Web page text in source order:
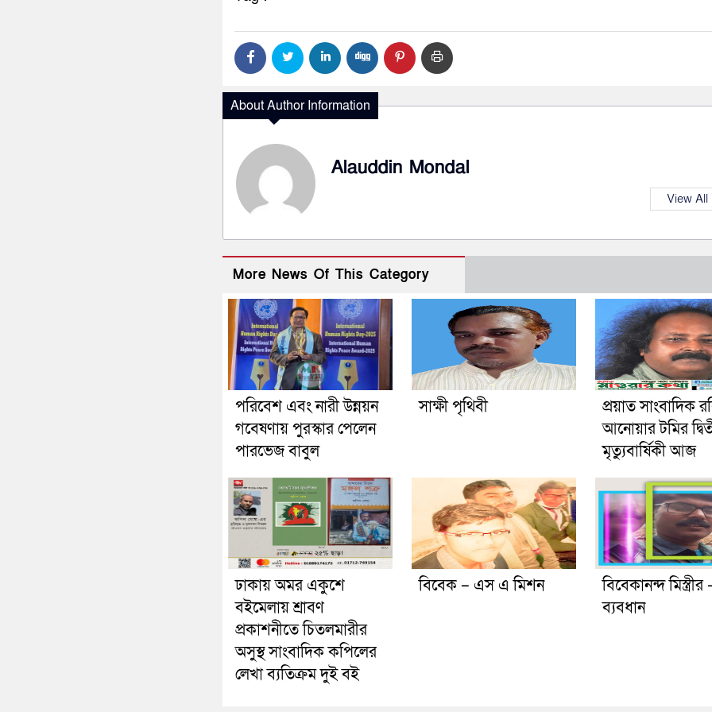
About Author Information
Alauddin Mondal
View All
More News Of This Category
পরিবেশ এবং নারী উন্নয়ন
গবেষণায় পুরস্কার পেলেন
পারভেজ বাবুল
সাক্ষী পৃথিবী
প্রয়াত সাংবাদিক
আনোয়ার টমির
মৃত্যুবার্ষিকী আজ
ঢাকায় অমর একুশে
বইমেলায় শ্রাবণ
প্রকাশনীতে চিতলমারীর
অসুস্থ সাংবাদিক কপিলের
লেখা ব্যতিক্রম দুই বই
বিবেক – এস এ মিশন
বিবেকানন্দ মিস্ত্রীর
ব্যবধান